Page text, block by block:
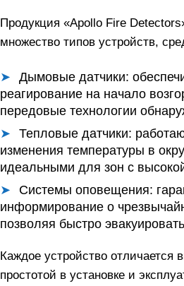
Продукция «Apollo Fire
множество типов устройств,
Дымовые датчики:
реагирование на начало
передовые технологии
Тепловые датчики:
изменения температуры в
идеальными для зон с
Системы оповещения:
информирование о
позволяя быстро
Каждое устройство отличается
простотой в установке и